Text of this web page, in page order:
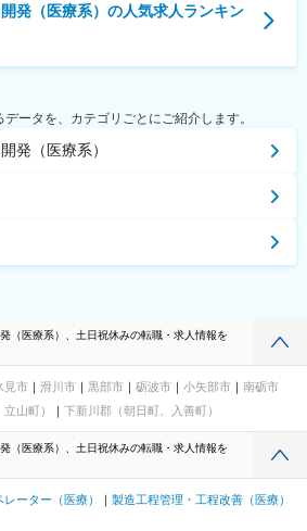
発（医療系） の人気求人ランキン
ータを、カテゴリごとにご紹介します。
発（医療系）
（医療系）、土日祝休みの転職・求人情報を
見市 滑川市 黒部市 砺波市 小矢部市
南砺市
山町） 下新川郡（朝日町、入善町）
（医療系）、土日祝休みの転職・求人情報を
ーター（医療）
製造工程管理・工程改善（医療）